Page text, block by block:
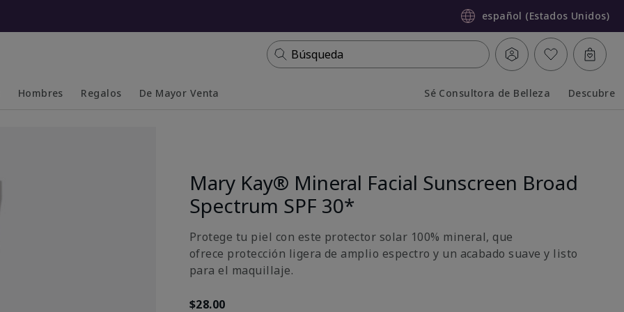
español (Estados Unidos)
Búsqueda
Hombres Regalos De Mayor Venta Sé Consultora de Belleza Descubre
Mary Kay® Mineral Facial Sunscreen Broad
Spectrum SPF 30*
Protege tu piel con este protector solar 100% mineral, que
ofrece protección ligera de amplio espectro y un acabado suave y listo
para el maquillaje.
$28.00